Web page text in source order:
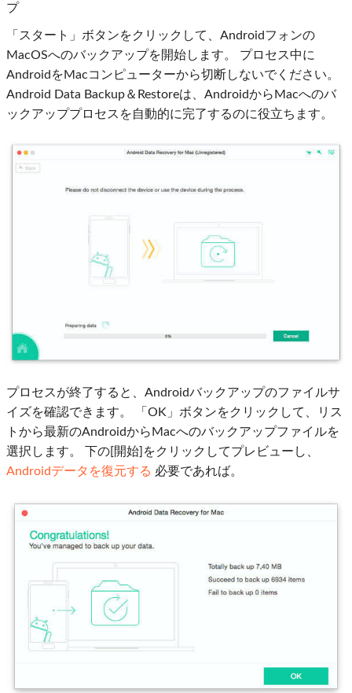
プ
「スタート」ボタンをクリックして、Androidフォンの
MacOSへのバックアップを開始します。 プロセス中に
AndroidをMacコンピューターから切断しないでください。
Android Data Backup＆Restoreは、AndroidからMacへのバ
ックアッププロセスを自動的に完了するのに役立ちます。
プロセスが終了すると、Androidバックアップのファイルサ
イズを確認できます。 「OK」ボタンをクリックして、リス
トから最新のAndroidからMacへのバックアップファイルを
選択します。 下の[開始]をクリックしてプレビューし、
Androidデータを復元する 必要であれば。